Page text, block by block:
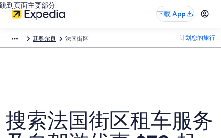
跳到页面主要部分
下载 App
新奥尔良 法国街区 计划您的旅行
搜索法国街区租车服务